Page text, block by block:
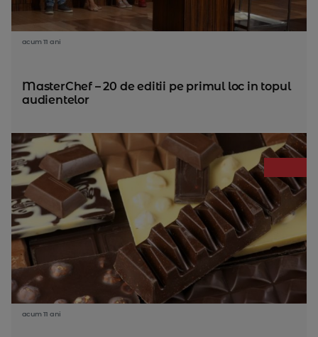
acum 11 ani
MasterChef – 20 de editii pe primul loc in topul
audientelor
acum 11 ani